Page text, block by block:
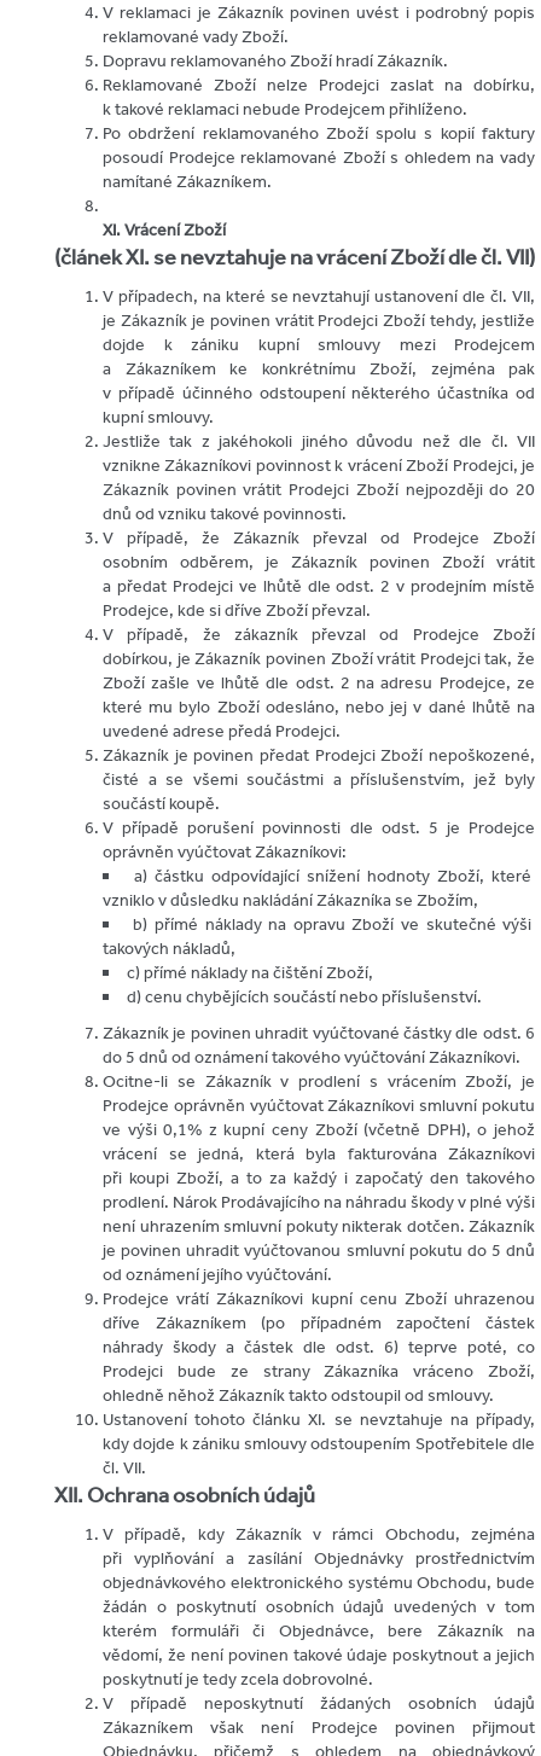
V reklamaci je Zákazník povinen uvést i podrobný popis
reklamované vady Zboží.
Dopravu reklamovaného Zboží hradí Zákazník.
Reklamované Zboží nelze Prodejci zaslat na dobírku,
k takové reklamaci nebude Prodejcem přihlíženo.
Po obdržení reklamovaného Zboží spolu s kopií faktury
posoudí Prodejce reklamované Zboží s ohledem na vady
namítané Zákazníkem.
XI. Vrácení Zboží
(článek XI. se nevztahuje na vrácení Zboží dle čl. VII)
V případech, na které se nevztahují ustanovení dle čl. VII,
je Zákazník je povinen vrátit Prodejci Zboží tehdy, jestliže
dojde k zániku kupní smlouvy mezi Prodejcem
a Zákazníkem ke konkrétnímu Zboží, zejména pak
v případě účinného odstoupení některého účastníka od
kupní smlouvy.
Jestliže tak z jakéhokoli jiného důvodu než dle čl. VII
vznikne Zákazníkovi povinnost k vrácení Zboží Prodejci, je
Zákazník povinen vrátit Prodejci Zboží nejpozději do 20
dnů od vzniku takové povinnosti.
V případě, že Zákazník převzal od Prodejce Zboží
osobním odběrem, je Zákazník povinen Zboží vrátit
a předat Prodejci ve lhůtě dle odst. 2 v prodejním místě
Prodejce, kde si dříve Zboží převzal.
V případě, že zákazník převzal od Prodejce Zboží
dobírkou, je Zákazník povinen Zboží vrátit Prodejci tak, že
Zboží zašle ve lhůtě dle odst. 2 na adresu Prodejce, ze
které mu bylo Zboží odesláno, nebo jej v dané lhůtě na
uvedené adrese předá Prodejci.
Zákazník je povinen předat Prodejci Zboží nepoškozené,
čisté a se všemi součástmi a příslušenstvím, jež byly
součástí koupě.
V případě porušení povinnosti dle odst. 5 je Prodejce
oprávněn vyúčtovat Zákazníkovi:
a) částku odpovídající snížení hodnoty Zboží, které
vzniklo v důsledku nakládání Zákazníka se Zbožím,
b) přímé náklady na opravu Zboží ve skutečné výši
takových nákladů,
c) přímé náklady na čištění Zboží,
d) cenu chybějících součástí nebo příslušenství.
Zákazník je povinen uhradit vyúčtované částky dle odst. 6
do 5 dnů od oznámení takového vyúčtování Zákazníkovi.
Ocitne-li se Zákazník v prodlení s vrácením Zboží, je
Prodejce oprávněn vyúčtovat Zákazníkovi smluvní pokutu
ve výši 0,1% z kupní ceny Zboží (včetně DPH), o jehož
vrácení se jedná, která byla fakturována Zákazníkovi
při koupi Zboží, a to za každý i započatý den takového
prodlení. Nárok Prodávajícího na náhradu škody v plné výši
není uhrazením smluvní pokuty nikterak dotčen. Zákazník
je povinen uhradit vyúčtovanou smluvní pokutu do 5 dnů
od oznámení jejího vyúčtování.
Prodejce vrátí Zákazníkovi kupní cenu Zboží uhrazenou
dříve Zákazníkem (po případném započtení částek
náhrady škody a částek dle odst. 6) teprve poté, co
Prodejci bude ze strany Zákazníka vráceno Zboží,
ohledně něhož Zákazník takto odstoupil od smlouvy.
Ustanovení tohoto článku XI. se nevztahuje na případy,
kdy dojde k zániku smlouvy odstoupením Spotřebitele dle
čl. VII.
XII. Ochrana osobních údajů
V případě, kdy Zákazník v rámci Obchodu, zejména
při vyplňování a zasílání Objednávky prostřednictvím
objednávkového elektronického systému Obchodu, bude
žádán o poskytnutí osobních údajů uvedených v tom
kterém formuláři či Objednávce, bere Zákazník na
vědomí, že není povinen takové údaje poskytnout a jejich
poskytnutí je tedy zcela dobrovolné.
V případě neposkytnutí žádaných osobních údajů
Zákazníkem však není Prodejce povinen přijmout
Objednávku, přičemž s ohledem na objednávkový